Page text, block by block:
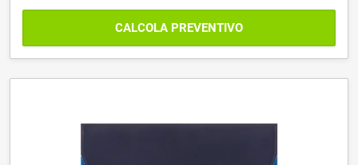
CALCOLA PREVENTIVO